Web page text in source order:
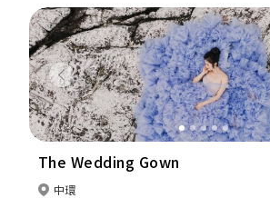
Previous
The Wedding Gown
中環